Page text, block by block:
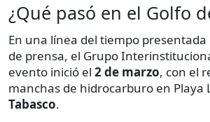
¿Qué pasó en el Golfo
En una línea del tiempo
de prensa, el Grupo
evento inició el 2 de marzo, con el
manchas de hidrocarburo en Playa
Tabasco.